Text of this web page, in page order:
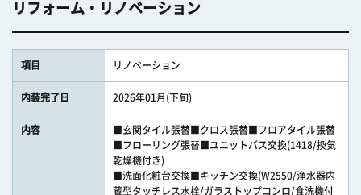
リフォーム・リノベーション
項目 リノベーション
内装完了日 2026年01月(下旬)
内容
■玄関タイル張替■クロス張替■フロアタイル張替
■フローリング張替■ユニットバス交換(1418/換気
乾燥機付き)
■洗面化粧台交換■キッチン交換(W2550/浄水器内
蔵型タッチレス水栓/ガラストップコンロ/食洗機付